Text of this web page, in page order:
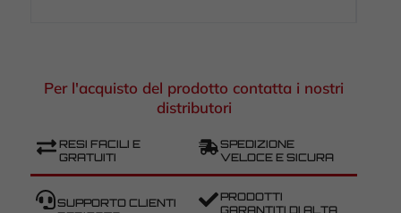
Per l'acquisto del prodotto contatta i nostri
distributori
RESI FACILI E
GRATUITI
SPEDIZIONE
VELOCE E SICURA
SUPPORTO CLIENTI
PRODOTTI
GARANTITI DI ALTA